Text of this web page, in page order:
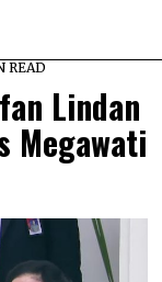
READ
Lindan
Megawati